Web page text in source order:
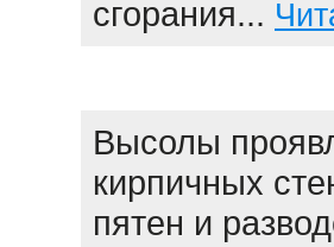
сгорания...
Высолы
кирпичных
пятен и